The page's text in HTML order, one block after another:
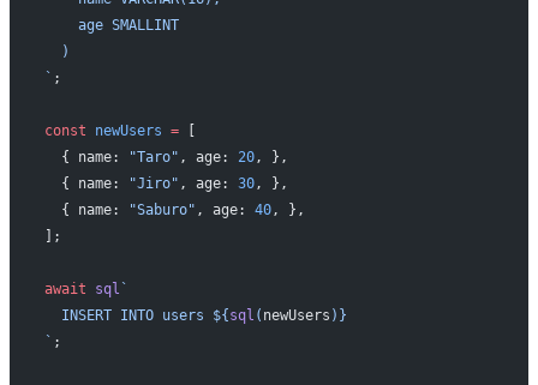
    age SMALLINT
  )
` ;
const newUsers = [
  { name:
"Taro" , age: 20, },
  { name:
"Jiro" , age: 30, },
  { name:
"Saburo" , age: 40, },
];
await sql `
  INSERT INTO users ${
sql ( newUsers ) }
` ;